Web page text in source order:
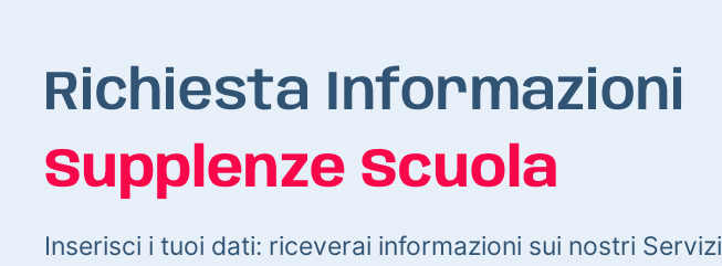
Richiesta Informazioni
Supplenze Scuola
Inserisci i tuoi dati: riceverai informazioni sui nostri Servizi